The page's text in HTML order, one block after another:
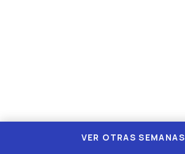
VER OTRAS SEMANAS